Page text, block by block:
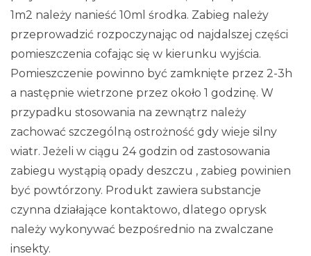
1m2 należy nanieść 10ml środka. Zabieg należy
przeprowadzić rozpoczynając od najdalszej części
pomieszczenia cofając się w kierunku wyjścia.
Pomieszczenie powinno być zamknięte przez 2-3h
a następnie wietrzone przez około 1 godzinę. W
przypadku stosowania na zewnątrz należy
zachować szczególną ostrożność gdy wieje silny
wiatr. Jeżeli w ciągu 24 godzin od zastosowania
zabiegu wystąpią opady deszczu , zabieg powinien
być powtórzony. Produkt zawiera substancje
czynna działające kontaktowo, dlatego oprysk
należy wykonywać bezpośrednio na zwalczane
insekty.